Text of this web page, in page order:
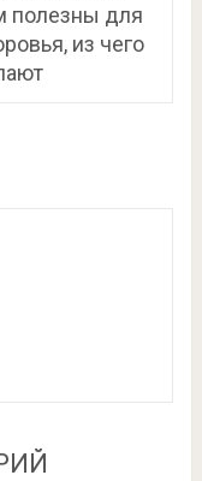
полезны для
из чего